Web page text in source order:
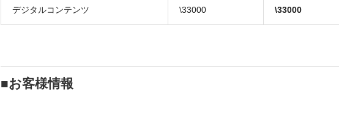
デジタルコンテンツ \33000 \33000
■お客様情報